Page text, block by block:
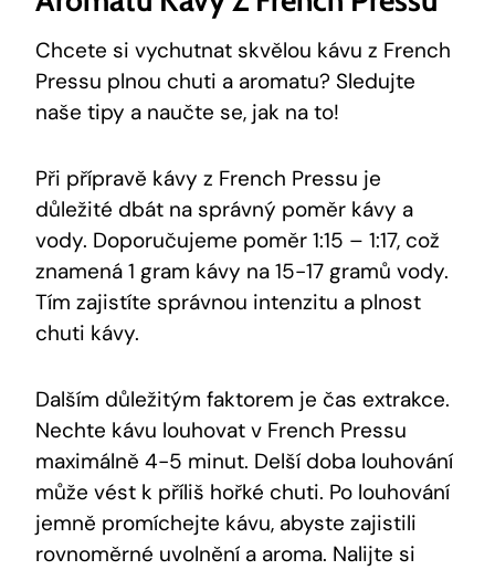
Chcete si vychutnat skvělou kávu z French
Pressu plnou chuti a aromatu? Sledujte
naše tipy a naučte se, jak na to!
Při přípravě kávy z French Pressu je
důležité dbát na správný poměr kávy a
vody. Doporučujeme poměr 1:15 – 1:17, což
znamená 1 gram kávy na 15-17 gramů vody.
Tím zajistíte správnou intenzitu a plnost
chuti kávy.
Dalším důležitým faktorem je čas extrakce.
Nechte kávu louhovat v French Pressu
maximálně 4-5 minut. Delší doba louhování
může vést k příliš hořké chuti. Po louhování
jemně promíchejte kávu, abyste zajistili
rovnoměrné uvolnění a aroma. Nalijte si